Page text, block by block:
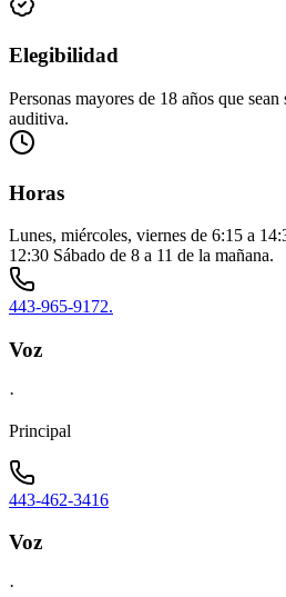
Elegibilidad
Personas mayores de 18 años que
auditiva.
Horas
Lunes, miércoles, viernes de 6:15 a
12:30 Sábado de 8 a 11 de la mañana.
443-965-9172.
Voz
·
Principal
443-462-3416
Voz
·